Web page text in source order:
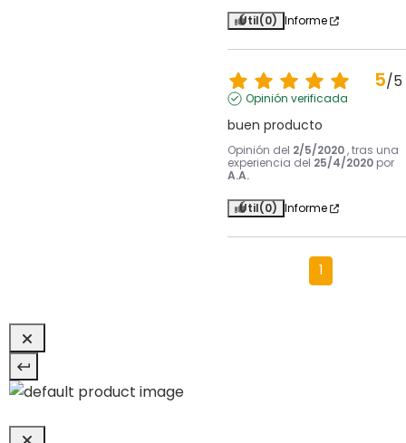
Útil(0) Informe
5/5
Opinión verificada
buen producto
Opinión del 2/5/2020 , tras una
experiencia del 25/4/2020 por
A.A.
Útil(0) Informe
1